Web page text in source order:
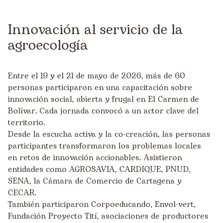
Innovación al servicio de la
agroecología
Entre el 19 y el 21 de mayo de 2026, más de 60
personas participaron en una capacitación sobre
innovación social, abierta y frugal en El Carmen de
Bolívar. Cada jornada convocó a un actor clave del
territorio.
Desde la escucha activa y la co-creación, las personas
participantes transformaron los problemas locales
en retos de innovación accionables. Asistieron
entidades como AGROSAVIA, CARDIQUE, PNUD,
SENA, la Cámara de Comercio de Cartagena y
CECAR.
También participaron Corpoeducando, Envol-vert,
Fundación Proyecto Tití, asociaciones de productores